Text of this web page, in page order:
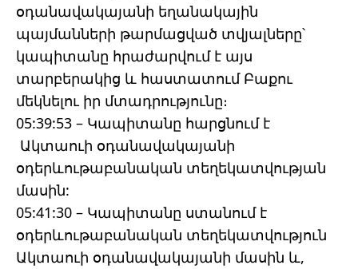
օդանավակայանի եղանակային
պայմանների թարմացված տվյալները՝
կապիտանը հրաժարվում է այս
տարբերակից և հաստատում Բաքու
մեկնելու իր մտադրությունը։
05:39:53 – Կապիտանը հարցնում է
Ակտաուի օդանավակայանի
օդերևութաբանական տեղեկատվության
մասին:
05:41:30 – Կապիտանը ստանում է
օդերևութաբանական տեղեկատվություն
Ակտաուի օդանավակայանի մասին և,